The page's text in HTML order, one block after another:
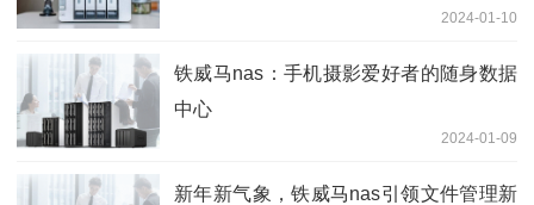
2024-01-10
铁威马nas：手机摄影爱好者的随身数据
中心
2024-01-09
新年新气象，铁威马nas引领文件管理新